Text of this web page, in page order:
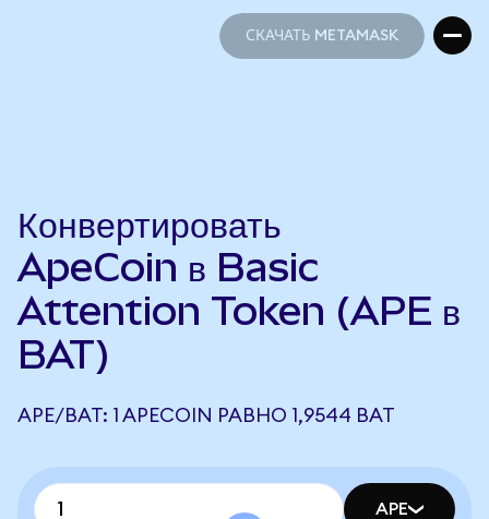
СКАЧАТЬ METAMASK
Конвертировать
ApeCoin в Basic
Attention Token (APE в
BAT)
APE/BAT: 1 APECOIN РАВНО 1,9544 BAT
APE